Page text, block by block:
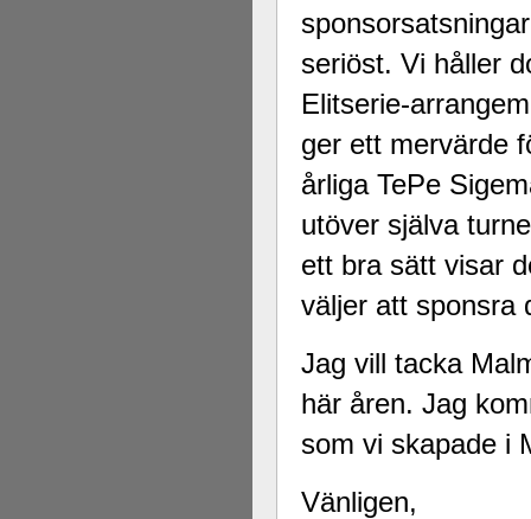
seriöst. Vi håller
Elitserie-
ger ett mervärde
årliga TePe
utöver själva
ett bra sätt visar
väljer att sponsra
Jag vill tacka
här åren. Jag
som vi skapade i
Vänligen,